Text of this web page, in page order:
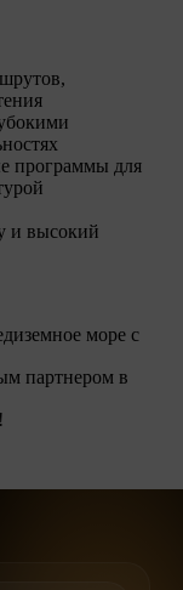
программы для
и высокий
море с
партнером в